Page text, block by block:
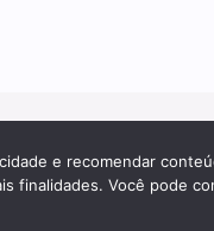
e recomendar
finalidades. Você pode